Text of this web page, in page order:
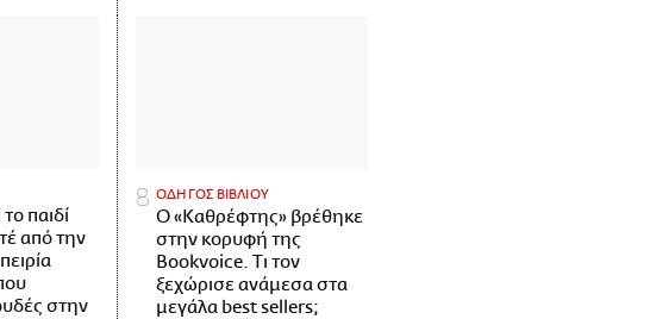
παιδί
από την
στην
ΟΔΗΓΟΣ ΒΙΒΛΙΟΥ
Ο «Καθρέφτης» βρέθηκε
στην κορυφή της
Bookvoice. Τι τον
ξεχώρισε ανάμεσα στα
μεγάλα best sellers;